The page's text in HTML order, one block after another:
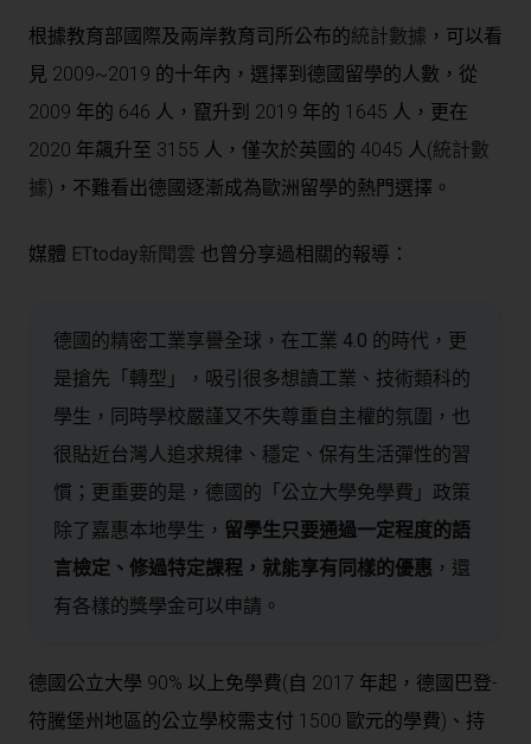
根據教育部國際及兩岸教育司所公布的統計數據 ，可以看
見 2009~2019 的十年內，選擇到德國留學的人數，從
2009 年的 646 人，竄升到 2019 年的 1645 人，更在
2020 年飆升至 3155 人，僅次於英國的 4045 人(統計數
據)，不難看出德國逐漸成為歐洲留學的熱門選擇。
媒體 ETtoday新聞雲 也曾分享過相關的報導：
德國的精密工業享譽全球，在工業 4.0 的時代，更
是搶先「轉型」，吸引很多想讀工業、技術類科的
學生，同時學校嚴謹又不失尊重自主權的氛圍，也
很貼近台灣人追求規律、穩定、保有生活彈性的習
慣；更重要的是，德國的「公立大學免學費」政策
除了嘉惠本地學生， 留學生只要通過一定程度的語
言檢定、修過特定課程，就能享有同樣的優惠 ，還
有各樣的獎學金可以申請。
德國公立大學 90% 以上免學費(自 2017 年起，德國巴登-
符騰堡州地區的公立學校需支付 1500 歐元的學費)、持